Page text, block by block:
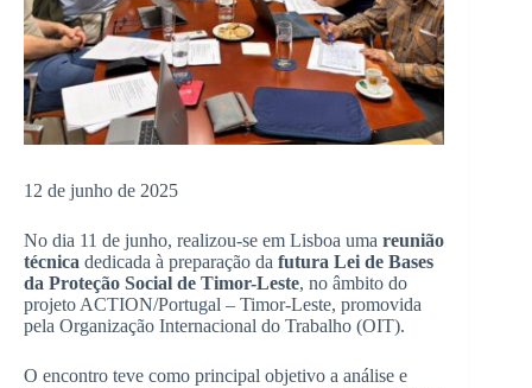
12 de junho de 2025
No dia 11 de junho, realizou-se em Lisboa uma reunião
técnica dedicada à preparação da futura Lei de Bases
da Proteção Social de Timor-Leste, no âmbito do
projeto ACTION/Portugal – Timor-Leste, promovida
pela Organização Internacional do Trabalho (OIT).
O encontro teve como principal objetivo a análise e